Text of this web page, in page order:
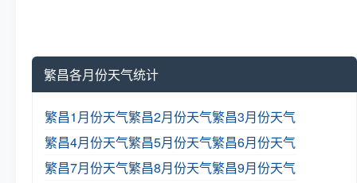
繁昌各月份天气统计
繁昌1月份天气繁昌2月份天气繁昌3月份天气
繁昌4月份天气繁昌5月份天气繁昌6月份天气
繁昌7月份天气繁昌8月份天气繁昌9月份天气